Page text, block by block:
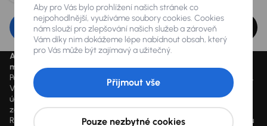
Upravit filtr
Aktuálně platné ceny jsou uvedeny nawww.aaaauto.cz
možné využít od 14.3.2020 do odvolání.
Podmínky spotřebitelského úvěru u konkrétního vozu se mohou lišit.
Výpočet splátky je orientační a závisí na konkrétních vstupních
údajích a individuálních podmínkách financování poskytnutých
zákazníkovi jim zvoleným obchodním partnerem. Vyšší hodnoty
RPSN mohou být důsledkem využití marketingových akcí dle výběru
Aby pro Vás bylo prohlížení našich stránek co
nejpohodlnější, využíváme soubory cookies. Cookies
nám slouží pro zlepšování našich služeb a zároveň
Vám díky nim dokážeme lépe nabídnout obsah, který
pro Vás může být zajímavý a užitečný.
Pouze nezbytné cookies
Přijmout vše